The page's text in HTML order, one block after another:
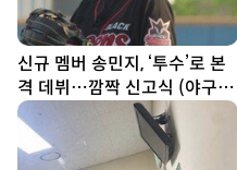
신규 멤버 송민지, ‘투수’로 본
격 데뷔…깜짝 신고식 (야구여
왕2)